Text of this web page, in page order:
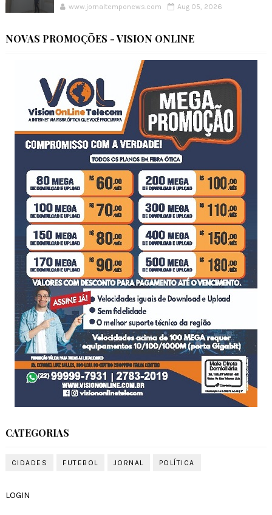
www.jornaltemponews.com Aug 05, 2026
NOVAS PROMOÇÕES - VISION ONLINE
CATEGORIAS
CIDADES FUTEBOL JORNAL POLÍTICA
LOGIN